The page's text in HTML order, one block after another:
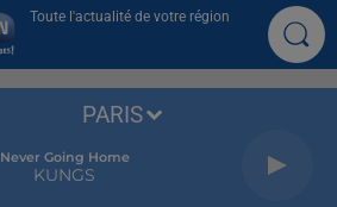
Toute l'actualité de votre région
Never Going Home
KUNGS
PARIS